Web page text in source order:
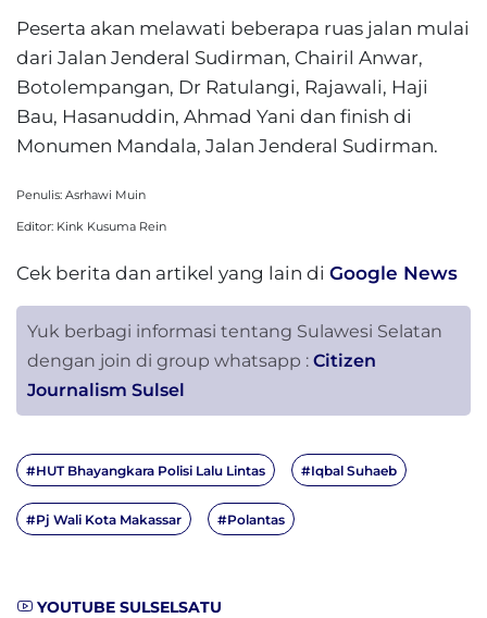
Peserta akan melawati beberapa ruas jalan mulai
dari Jalan Jenderal Sudirman, Chairil Anwar,
Botolempangan, Dr Ratulangi, Rajawali, Haji
Bau, Hasanuddin, Ahmad Yani dan finish di
Monumen Mandala, Jalan Jenderal Sudirman.
Penulis: Asrhawi Muin
Editor: Kink Kusuma Rein
Cek berita dan artikel yang lain di Google News
Yuk berbagi informasi tentang Sulawesi Selatan
dengan join di group whatsapp : Citizen
Journalism Sulsel
#HUT Bhayangkara Polisi Lalu Lintas #Iqbal Suhaeb
#Pj Wali Kota Makassar #Polantas
YOUTUBE SULSELSATU